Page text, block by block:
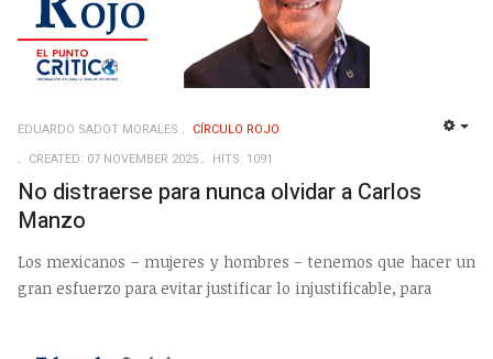
EDUARDO SADOT MORALES
CÍRCULO ROJO
CREATED: 07 NOVEMBER 2025
HITS: 1091
No distraerse para nunca olvidar a Carlos
Manzo
Los mexicanos – mujeres y hombres – tenemos que hacer un
gran esfuerzo para evitar justificar lo injustificable, para